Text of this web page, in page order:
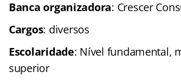
Banca organizadora: Crescer
Cargos: diversos
Escolaridade: Nível fundamental,
superior